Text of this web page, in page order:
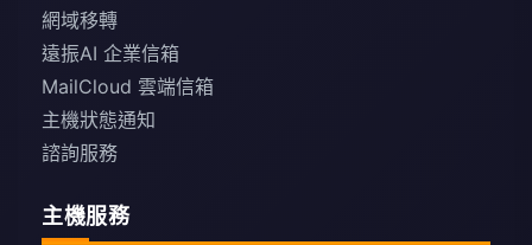
網域移轉
遠振AI 企業信箱
MailCloud 雲端信箱
主機狀態通知
諮詢服務
主機服務